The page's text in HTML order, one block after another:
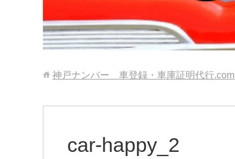
神戸ナンバー 車登録・車庫証明代行.com
car-happy_2